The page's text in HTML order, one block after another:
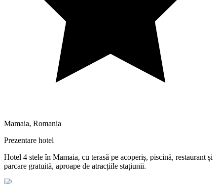
Mamaia, Romania
Prezentare hotel
Hotel 4 stele în Mamaia, cu terasă pe acoperiș, piscină, restaurant și
parcare gratuită, aproape de atracțiile stațiunii.